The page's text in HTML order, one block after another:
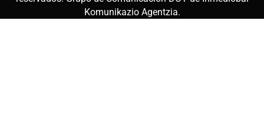
Komunikazio Agentzia.